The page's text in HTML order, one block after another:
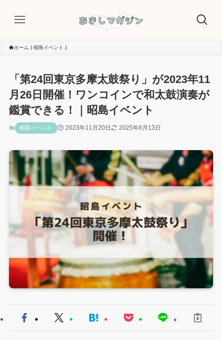
ホーム 昭島イベント
「第24回東京多摩太鼓祭り」が2023年11
月26日開催！ワンコインで和太鼓演奏が
鑑賞できる！｜昭島イベント
昭島イベント 2023年11月20日 2025年6月13日